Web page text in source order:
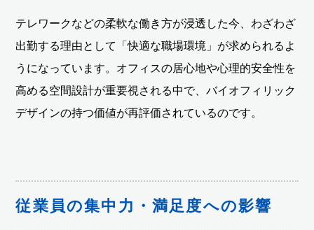
テレワークなどの柔軟な働き方が浸透した今、わざわざ
出勤する理由として「快適な職場環境」が求められるよ
うになっています。オフィスの居心地や心理的安全性を
高める空間設計が重要視される中で、バイオフィリック
デザインの持つ価値が再評価されているのです。
従業員の集中力・満足度への影響